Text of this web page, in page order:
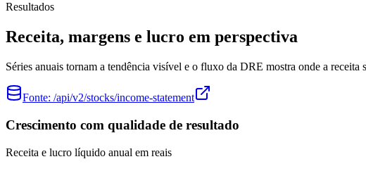
Resultados
Receita, margens e lucro em perspectiva
Séries anuais tornam a tendência visível e o fluxo da DRE mostra onde a receita
Fonte: /api/v2/stocks/income-statement
Crescimento com qualidade de resultado
Receita e lucro líquido anual em reais